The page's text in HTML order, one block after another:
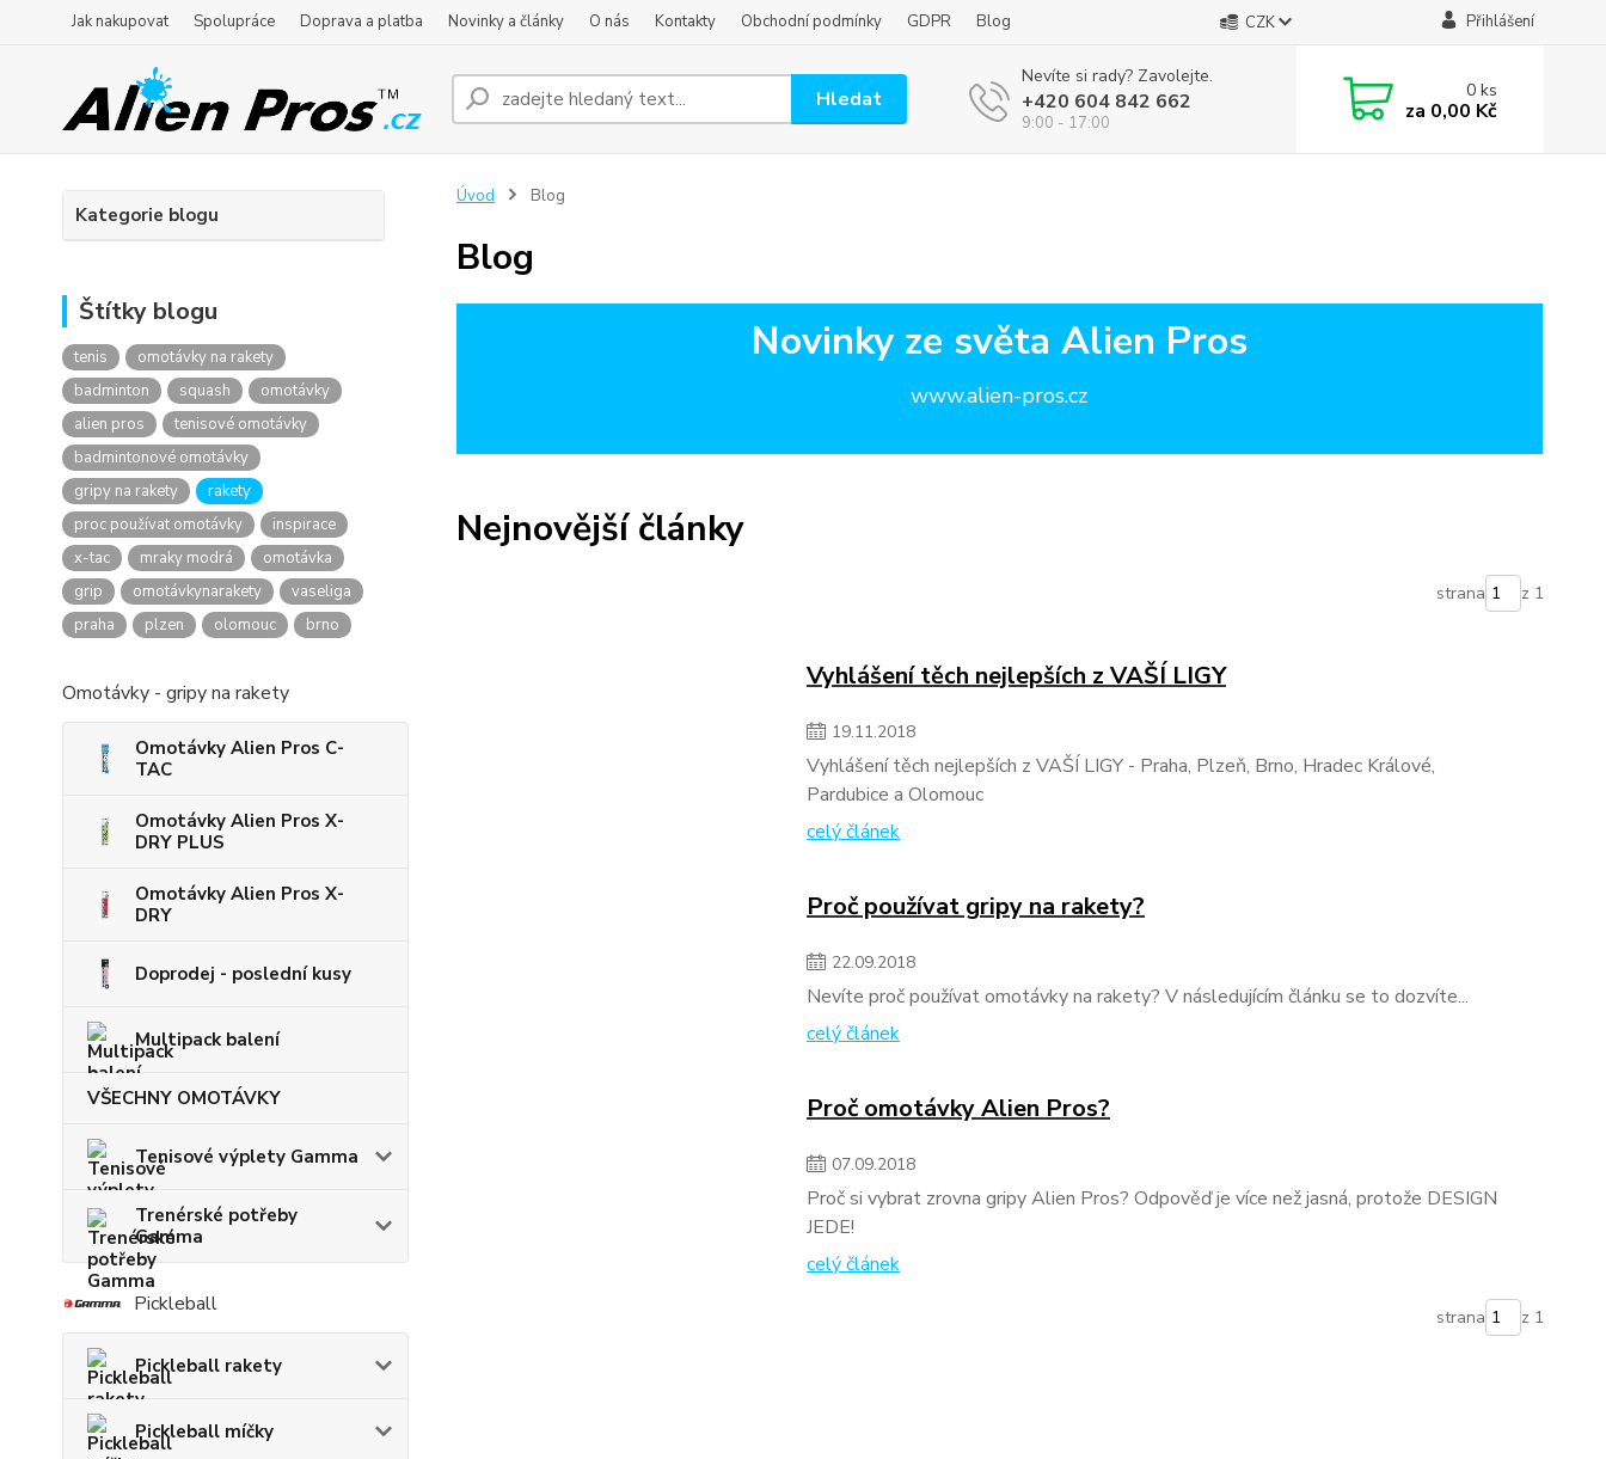
Jak nakupovat Spolupráce Doprava a platba Novinky a články O nás Kontakty Obchodní podmínky GDPR Blog CZK Přihlášení
Hledat
Nevíte si rady? Zavolejte.
+420 604 842 662
9:00 - 17:00
0ks
za 0,00 Kč
Kategorie blogu
Štítky blogu
tenis
omotávky na rakety
badminton
squash
omotávky
alien pros
tenisové omotávky
badmintonové omotávky
gripy na rakety
rakety
proc používat omotávky
inspirace
x-tac
mraky modrá
omotávka
grip
omotávkynarakety
vaseliga
praha
plzen olomouc brno
Omotávky - gripy na rakety
Omotávky Alien Pros C-
TAC
Omotávky Alien Pros X-
DRY PLUS
Omotávky Alien Pros X-
DRY
Doprodej - poslední kusy
Multipack balení
VŠECHNY OMOTÁVKY
Tenisové výplety Gamma
Trenérské potřeby
Gamma
Pickleball
Pickleball rakety
Pickleball míčky
Úvod Blog
Blog
Novinky ze světa Alien Pros
www.alien-pros.cz
Nejnovější články
strana z 1
Vyhlášení těch nejlepších z VAŠÍ LIGY
19.11.2018
Vyhlášení těch nejlepších z VAŠÍ LIGY - Praha, Plzeň, Brno, Hradec Králové,
Pardubice a Olomouc
celý článek
Proč používat gripy na rakety?
22.09.2018
Nevíte proč používat omotávky na rakety? V následujícím článku se to dozvíte...
celý článek
Proč omotávky Alien Pros?
07.09.2018
Proč si vybrat zrovna gripy Alien Pros? Odpověď je více než jasná, protože DESIGN
JEDE!
celý článek
strana z 1